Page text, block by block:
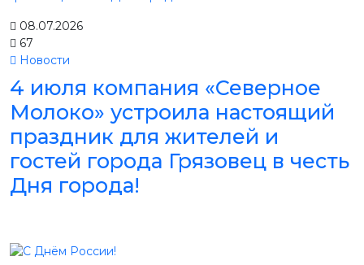
08.07.2026
67
Новости
4 июля компания «Северное
Молоко» устроила настоящий
праздник для жителей и
гостей города Грязовец в честь
Дня города!